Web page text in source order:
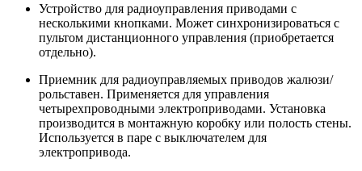
Устройство для радиоуправления приводами с
несколькими кнопками. Может синхронизироваться с
пультом дистанционного управления (приобретается
отдельно).
Приемник для радиоуправляемых приводов жалюзи/
рольставен. Применяется для управления
четырехпроводными электроприводами. Установка
производится в монтажную коробку или полость стены.
Используется в паре с выключателем для
электропривода.